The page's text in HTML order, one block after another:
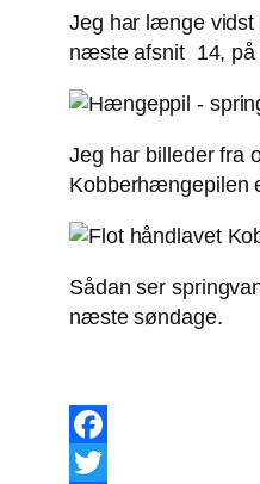
Jeg har længe vidst
næste afsnit 14, på
Jeg har billeder fra
Kobberhængepilen
Sådan ser
næste søndage.
Facebook